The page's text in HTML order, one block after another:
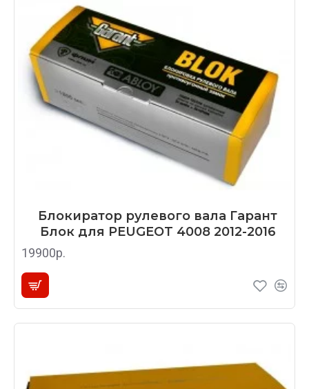
Блокиратор рулевого вала Гарант
Блок для PEUGEOT 4008 2012-2016
19900р.